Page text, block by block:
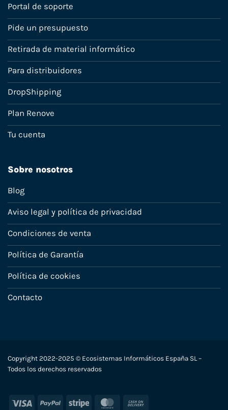
Portal de soporte
Pide un presupuesto
Retirada de material informático
Para distribuidores
DropShipping
Plan Renove
Tu cuenta
Sobre nosotros
Blog
Aviso legal y política de privacidad
Condiciones de venta
Política de Garantía
Política de cookies
Contacto
Copyright 2022-2025 © Ecosistemas Informáticos España SL –
Todos los derechos reservados
Visa PayPal Stripe MasterCard